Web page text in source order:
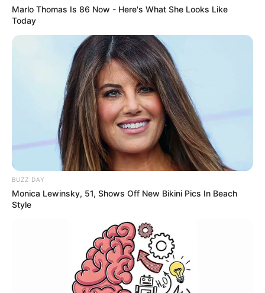
Marlo Thomas Is 86 Now - Here's What She Looks Like
Today
BUZZ DAY
Monica Lewinsky, 51, Shows Off New Bikini Pics In Beach
Style